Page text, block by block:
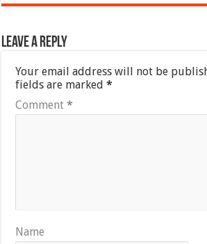
Leave a Reply
Your email address will not be
fields are marked*
Comment*
Name